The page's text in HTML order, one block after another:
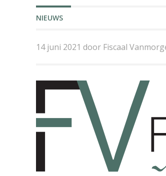
NIEUWS
14 juni 2021 door Fiscaal